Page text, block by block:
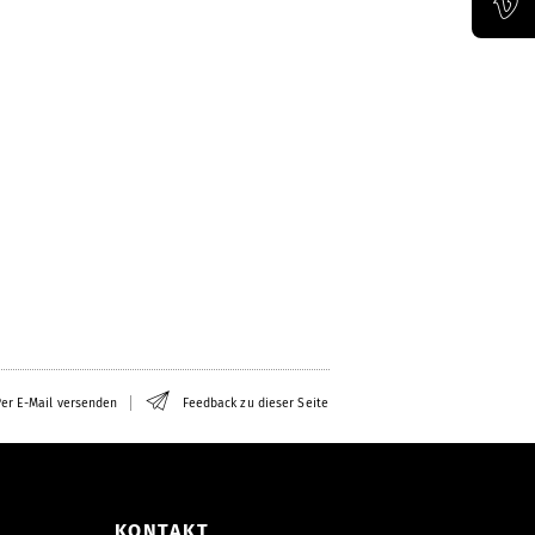
E-Mail versenden Feedback zu dieser Seite